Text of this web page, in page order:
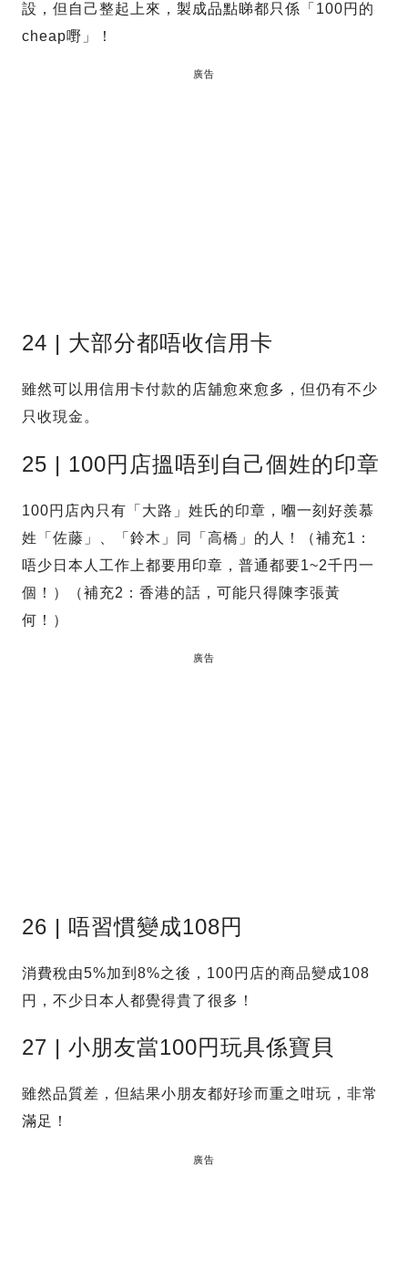
設，但自己整起上來，製成品點睇都只係「100円的
cheap嘢」！
廣告
24 | 大部分都唔收信用卡
雖然可以用信用卡付款的店舖愈來愈多，但仍有不少
只收現金。
25 | 100円店搵唔到自己個姓的印章
100円店內只有「大路」姓氏的印章，嗰一刻好羨慕
姓「佐藤」、「鈴木」同「高橋」的人！（補充1：
唔少日本人工作上都要用印章，普通都要1~2千円一
個！）（補充2：香港的話，可能只得陳李張黃
何！）
廣告
26 | 唔習慣變成108円
消費稅由5%加到8%之後，100円店的商品變成108
円，不少日本人都覺得貴了很多！
27 | 小朋友當100円玩具係寶貝
雖然品質差，但結果小朋友都好珍而重之咁玩，非常
滿足！
廣告